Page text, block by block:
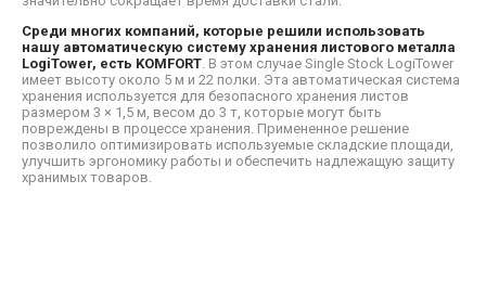
Среди многих компаний, которые решили использовать
нашу автоматическую систему хранения листового металла
LogiTower, есть KOMFORT . В этом случае Single Stock LogiTower
имеет высоту около 5 м и 22 полки. Эта автоматическая система
хранения используется для безопасного хранения листов
размером 3 × 1,5 м, весом до 3 т, которые могут быть
повреждены в процессе хранения. Примененное решение
позволило оптимизировать используемые складские площади,
улучшить эргономику работы и обеспечить надлежащую защиту
хранимых товаров.